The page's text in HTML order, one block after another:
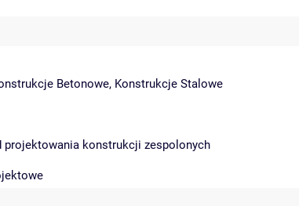
Betonowe, Konstrukcje Stalowe
projektowania konstrukcji zespolonych